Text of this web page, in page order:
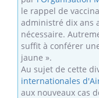
le rappel de
administré dix ans
nécessaire.
suffit à conférer
jaune ».
Au sujet de cette
internationales
aux nouveaux cas